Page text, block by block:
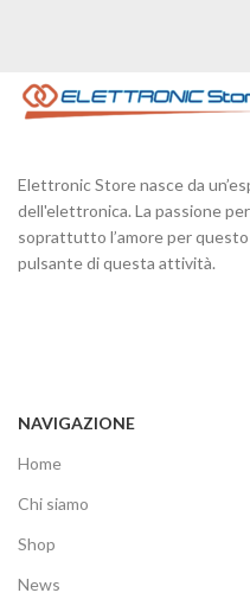
Elettronic Store nasce da
dell'elettronica. La passione
soprattutto l’amore per
pulsante di questa attività.
NAVIGAZIONE
Home
Chi siamo
Shop
News